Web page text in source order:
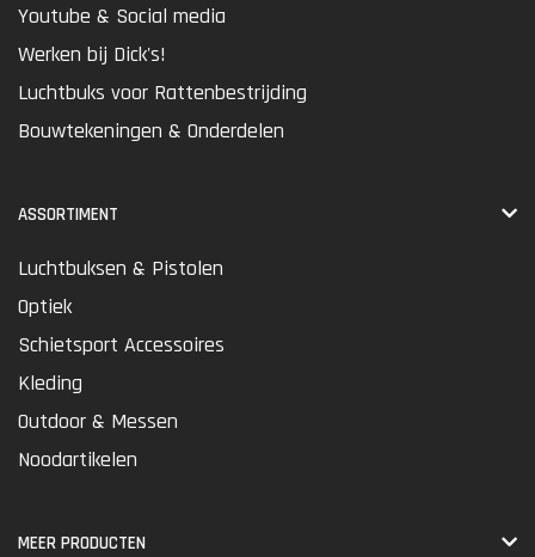
Youtube & Social media
Werken bij Dick's!
Luchtbuks voor Rattenbestrijding
Bouwtekeningen & Onderdelen
ASSORTIMENT
Luchtbuksen & Pistolen
Optiek
Schietsport Accessoires
Kleding
Outdoor & Messen
Noodartikelen
MEER PRODUCTEN